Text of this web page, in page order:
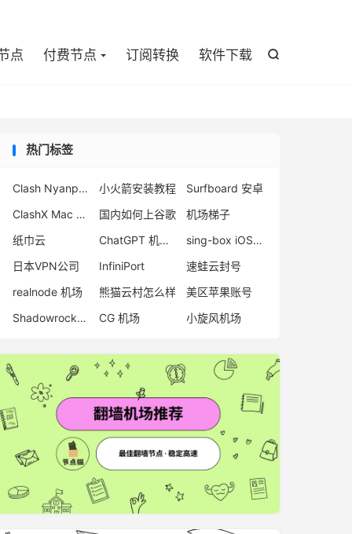

点 付费节点 订阅转换 软件下载
热门标签
Clash Nyanpasu 小火箭安装教程
Surfboard 安卓
ClashX Mac 官网
国内如何上谷歌
机场梯子
纸巾云
ChatGPT 机场节点
sing-box iOS 客户端
日本VPN公司
InfiniPort
速蛙云封号
realnode 机场
熊猫云村怎么样
美区苹果账号
Shadowrocket 小火箭
CG 机场 小旋风机场